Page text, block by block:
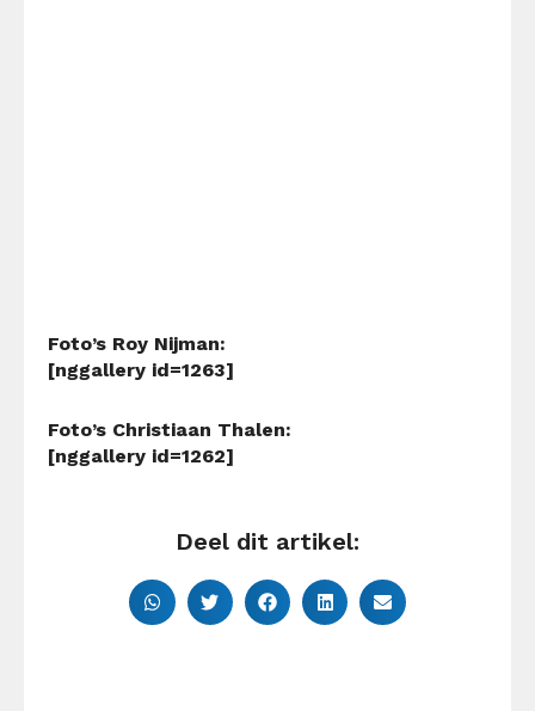
Foto’s Roy Nijman:
[nggallery id=1263]
Foto’s Christiaan Thalen:
[nggallery id=1262]
Deel dit artikel: